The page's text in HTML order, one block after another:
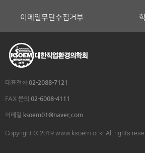
이메일무단수집거부
대표전화 02-2088-7121
FAX 문의 02-6008-4111
이메일 ksoem01@naver.com
Copyright © 2019 www.ksoem.or.kr All rights